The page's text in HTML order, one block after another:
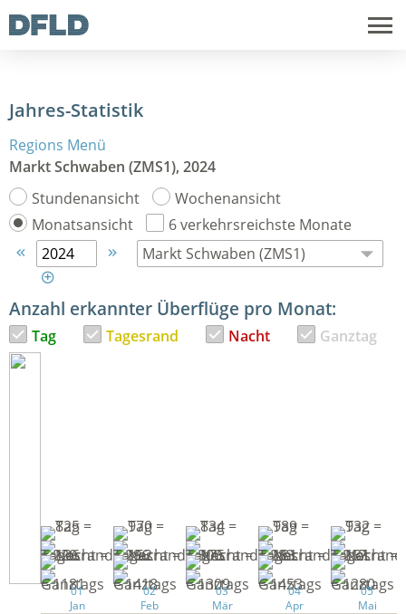
Jahres-Statistik
Regions Menü
Markt Schwaben (ZMS1), 2024
Stundenansicht
Wochenansicht
Monatsansicht
6 verkehrsreichste Monate



Anzahl erkannter Überflüge pro Monat:
Tag Tagesrand Nacht Ganztag
01
Jan
02
Feb
03
Mär
04
Apr
05
Mai